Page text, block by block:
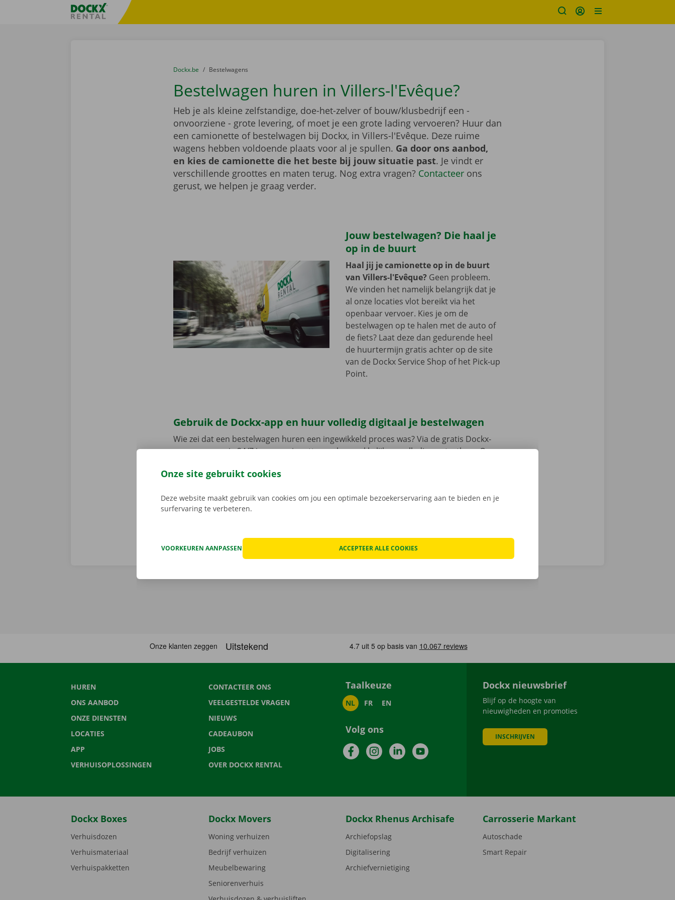
Taalselectie overslaanFratello DEMO
U bevindt zich hier:
van
Dockx.be naar
Bestelwagens
Bestelwagen huren in Villers-l'Evêque?
Heb je als kleine zelfstandige, doe-het-zelver of bouw/klusbedrijf een -
onvoorziene - grote levering, of moet je een grote lading vervoeren? Huur dan
een camionette of bestelwagen bij Dockx, in Villers-l'Evêque. Deze ruime
wagens hebben voldoende plaats voor al je spullen. Ga door ons aanbod,
en kies de camionette die het beste bij jouw situatie past. Je vindt er
verschillende groottes en maten terug. Nog extra vragen? Contacteerons
gerust, we helpen je graag verder.
Jouw bestelwagen? Die haal je
op in de buurt
Haal jij je camionette op in de buurt
van Villers-l'Evêque? Geen probleem.
We vinden het namelijk belangrijk dat je
al onze locaties vlot bereikt via het
openbaar vervoer. Kies je om de
bestelwagen op te halen met de auto of
de fiets? Laat deze dan gedurende heel
de huurtermijn gratis achter op de site
van de Dockx Service Shop of het Pick-up
Point.
Gebruik de Dockx-app en huur volledig digitaal je bestelwagen
Wie zei dat een bestelwagen huren een ingewikkeld proces was? Via de gratis Dockx-
app reserveer je 24/7 jouw camionette: snel, gemakkelijk en volledig contactloos. Open
je deze met de digitale sleutel. Vind de app voor
HUREN
ONS AANBOD
ONZE DIENSTEN
LOCATIES
APP
VERHUISOPLOSSINGEN
CONTACTEER ONS
VEELGESTELDE VRAGEN
NIEUWS
CADEAUBON
JOBS
OVER DOCKX RENTAL
Taalkeuze
NL FR EN
Volg ons
FacebookInstagramLinkedInYouTube
Dockx nieuwsbrief
Blijf op de hoogte van
nieuwigheden en promoties
INSCHRIJVEN
Dockx Boxes
Verhuisdozen
Verhuismateriaal
Verhuispakketten
Dockx Movers
Woning verhuizen
Bedrijf verhuizen
Meubelbewaring
Seniorenverhuis
Dockx Rhenus Archisafe
Archiefopslag
Digitalisering
Archiefvernietiging
Carrosserie Markant
Autoschade
Smart Repair
Onze site gebruikt cookies
Deze website maakt gebruik van cookies om jou een optimale bezoekerservaring aan te bieden en je
surfervaring te verbeteren.
VOORKEUREN AANPASSEN ACCEPTEER ALLE COOKIES